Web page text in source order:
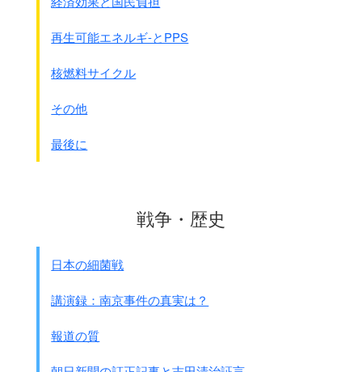
● 同連隊 某兵士の日記
午後、中隊は難民区の掃蕩に出た。
難民区の街路交差点に、
着剣した歩哨を配置して交通遮断のうえ、
目につくほとんどの若者は狩り出される。
繩の輪の中に収容し、
第一中隊は目立って少ないほうだった。
そのすぐ後に続いて、
勢泣いて放免を頼みに来る。
市民と認められる者はすぐ帰して、
36名を銃殺する。
皆必死に泣いて助命を乞うが致し方もない。
真実は分からないが、
再生可能エネルギ-とPPS
核燃料サイクル
その他
最後に
戦争・歴史
日本の細菌戦
講演録：南京事件の真実は？
報道の質